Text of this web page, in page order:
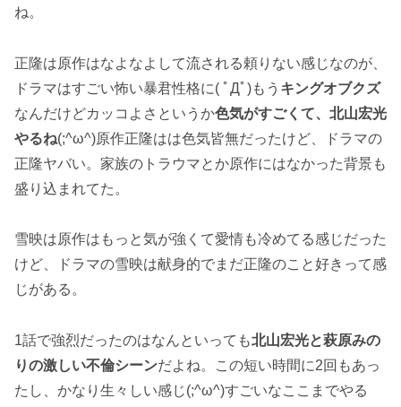
ね。
正隆は原作はなよなよして流される頼りない感じなのが、
ドラマはすごい怖い暴君性格に( ﾟДﾟ)もう キングオブクズ
なんだけどカッコよさというか色気がすごくて、北山宏光
やるね(;^ω^)原作正隆はは色気皆無だったけど、ドラマの
正隆ヤバい。家族のトラウマとか原作にはなかった背景も
盛り込まれてた。
雪映は原作はもっと気が強くて愛情も冷めてる感じだった
けど、ドラマの雪映は献身的でまだ正隆のこと好きって感
じがある。
1話で強烈だったのはなんといっても北山宏光と萩原みの
りの激しい不倫シーンだよね。この短い時間に2回もあっ
たし、かなり生々しい感じ(;^ω^)すごいなここまでやる